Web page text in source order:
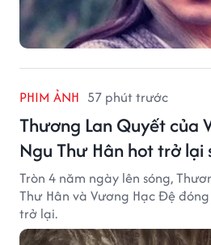
PHIM ẢNH 57 phút trước
Thương Lan Quyết của
Ngu Thư Hân hot trở lại
Tròn 4 năm ngày lên sóng,
Thư Hân và Vương Hạc Đệ
trở lại.